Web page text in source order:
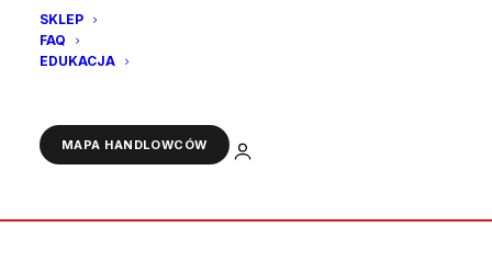
SKLEP
FAQ
EDUKACJA
MAPA HANDLOWCÓW ZALOGUJ
2-N5F_PDP_Goop_PL
Nᵒ5 FINE BOND MAINTENANCE® CONDITIONER 250ml
2-N5F_PDP_Goop_PL